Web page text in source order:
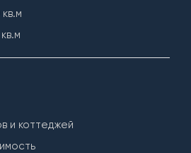
и коттеджей